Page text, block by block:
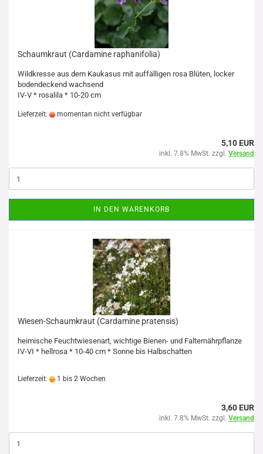
Schaumkraut (Cardamine raphanifolia)
Wildkresse aus dem Kaukasus mit auffälligen rosa Blüten, locker
bodendeckend wachsend
IV-V * rosalila * 10-20 cm
Lieferzeit: momentan nicht verfügbar
5,10 EUR
inkl. 7.8% MwSt. zzgl. Versand
IN DEN WARENKORB
Wiesen-Schaumkraut (Cardamine pratensis)
heimische Feuchtwiesenart, wichtige Bienen- und Falternährpflanze
IV-VI * hellrosa * 10-40 cm * Sonne bis Halbschatten
Lieferzeit: 1 bis 2 Wochen
3,60 EUR
inkl. 7.8% MwSt. zzgl. Versand